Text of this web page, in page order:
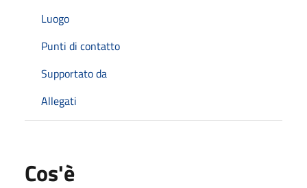
Luogo
Punti di contatto
Supportato da
Allegati
Cos'è